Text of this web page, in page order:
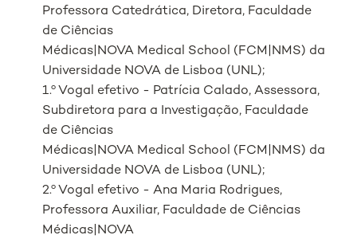
Professora Catedrática, Diretora, Faculdade
de Ciências
Médicas|NOVA Medical School (FCM|NMS) da
Universidade NOVA de Lisboa (UNL);
1.º Vogal efetivo - Patrícia Calado, Assessora,
Subdiretora para a Investigação, Faculdade
de Ciências
Médicas|NOVA Medical School (FCM|NMS) da
Universidade NOVA de Lisboa (UNL);
2.º Vogal efetivo - Ana Maria Rodrigues,
Professora Auxiliar, Faculdade de Ciências
Médicas|NOVA